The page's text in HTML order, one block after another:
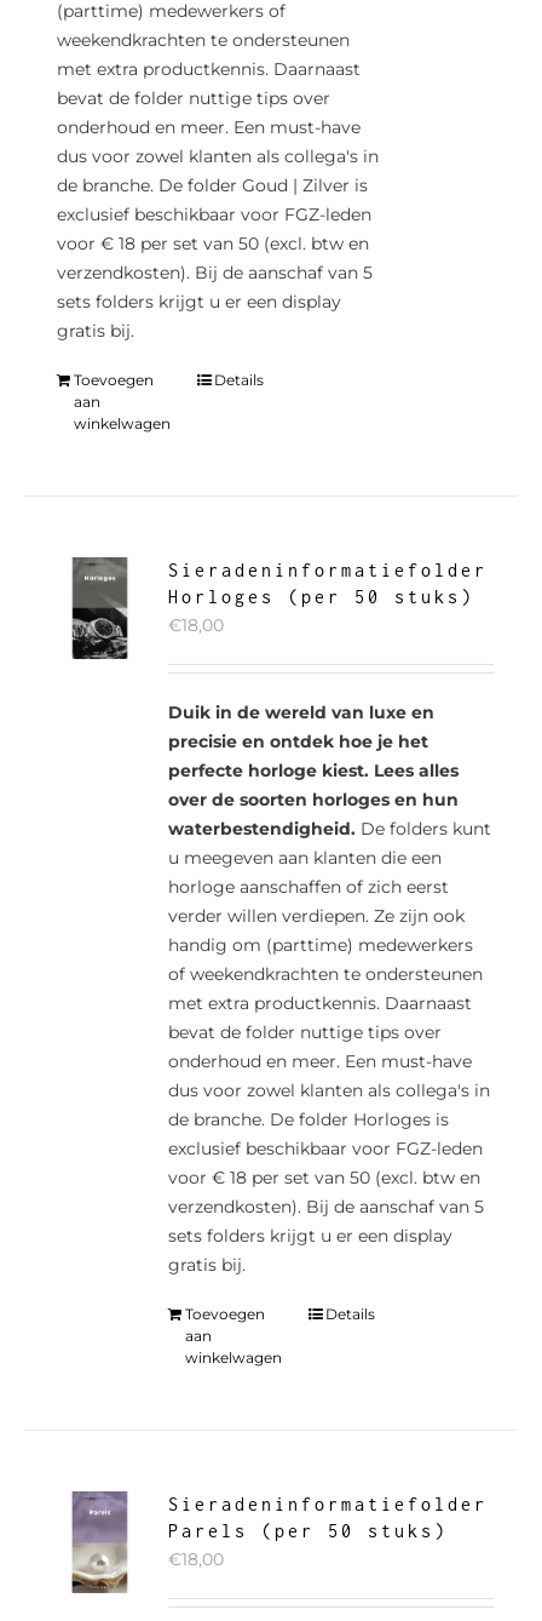
(parttime) medewerkers of
weekendkrachten te ondersteunen
met extra productkennis. Daarnaast
bevat de folder nuttige tips over
onderhoud en meer. Een must-have
dus voor zowel klanten als collega's in
de branche. De folder Goud | Zilver is
exclusief beschikbaar voor FGZ-leden
voor € 18 per set van 50 (excl. btw en
verzendkosten). Bij de aanschaf van 5
sets folders krijgt u er een display
gratis bij.
Toevoegen
aan
winkelwagen
Details
Sieradeninformatiefolder
Horloges (per 50 stuks)
€18,00
Duik in de wereld van luxe en
precisie en ontdek hoe je het
perfecte horloge kiest. Lees alles
over de soorten horloges en hun
waterbestendigheid. De folders kunt
u meegeven aan klanten die een
horloge aanschaffen of zich eerst
verder willen verdiepen. Ze zijn ook
handig om (parttime) medewerkers
of weekendkrachten te ondersteunen
met extra productkennis. Daarnaast
bevat de folder nuttige tips over
onderhoud en meer. Een must-have
dus voor zowel klanten als collega's in
de branche. De folder Horloges is
exclusief beschikbaar voor FGZ-leden
voor € 18 per set van 50 (excl. btw en
verzendkosten). Bij de aanschaf van 5
sets folders krijgt u er een display
gratis bij.
Toevoegen
aan
winkelwagen
Details
Sieradeninformatiefolder
Parels (per 50 stuks)
€18,00